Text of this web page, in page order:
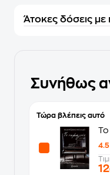
Άτοκες δόσεις με
Συνήθως
Τώρα βλέπεις αυτό
Το
4.5
12